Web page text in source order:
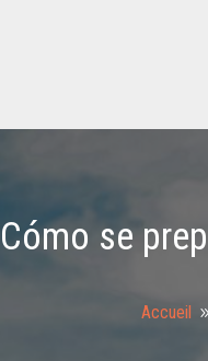
se
Accueil 9